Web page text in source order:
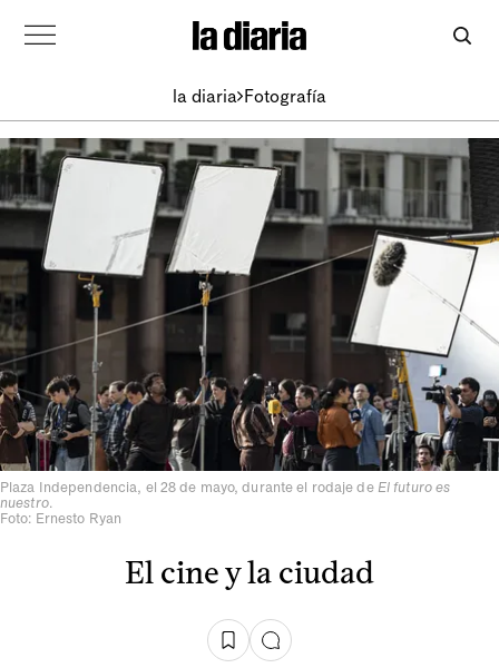
la diaria Fotografía
Plaza Independencia, el 28 de mayo, durante el rodaje de El futuro es
nuestro.
Foto: Ernesto Ryan
El cine y la ciudad